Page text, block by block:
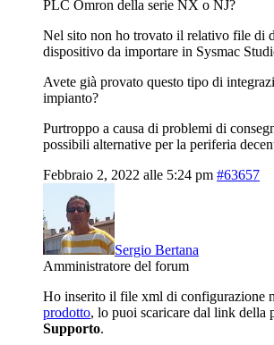
PLC Omron della serie NX o NJ?
Nel sito non ho trovato il relativo file di
dispositivo da importare in Sysmac
Avete già provato questo tipo di
impianto?
Purtroppo a causa di problemi di
possibili alternative per la periferia
Febbraio 2, 2022 alle 5:24 pm #63657
Sergio Bertana
Amministratore del forum
Ho inserito il file xml di configurazione
prodotto, lo puoi scaricare dal link della
Supporto.